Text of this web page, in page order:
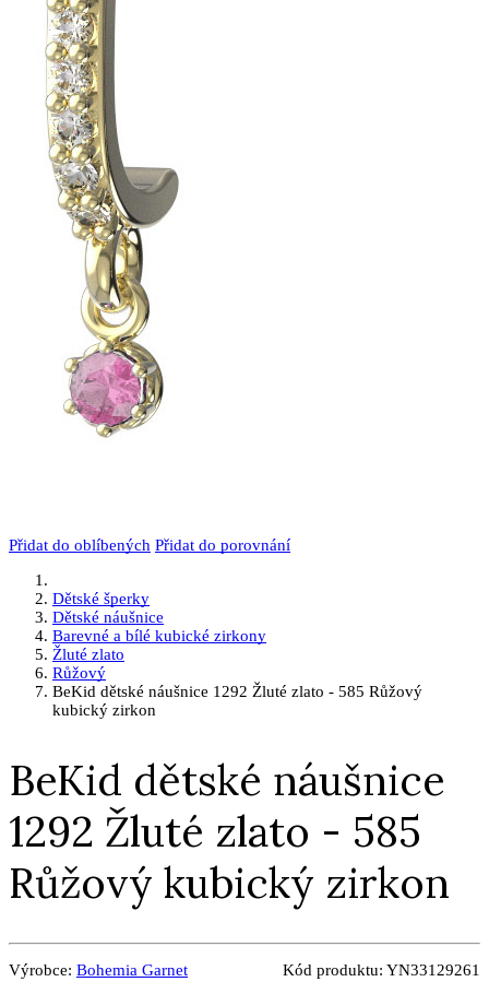
Přidat do oblíbených Přidat do porovnání
Dětské šperky
Dětské náušnice
Barevné a bílé kubické zirkony
Žluté zlato
Růžový
BeKid dětské náušnice 1292 Žluté zlato - 585 Růžový
kubický zirkon
BeKid dětské náušnice
1292 Žluté zlato - 585
Růžový kubický zirkon
Výrobce: Bohemia Garnet Kód produktu: YN33129261